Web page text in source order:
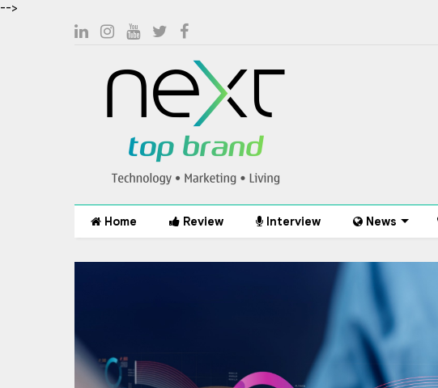
-->
Home Review Interview News